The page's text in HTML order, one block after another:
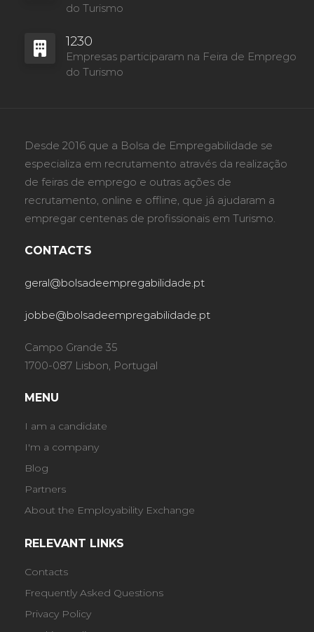
do Turismo
1230
Empresas participaram na Feira de Emprego
do Turismo
Desde 2016 que a Bolsa de Empregabilidade se
especializa em recrutamento através da realização
de feiras de emprego e outras ações de
recrutamento, online e offline, que já ajudaram a
empregar centenas de profissionais em Turismo.
CONTACTS
geral@bolsadeempregabilidade.pt
jobbe@bolsadeempregabilidade.pt
Campo Grande 35
1700-087 Lisbon, Portugal
MENU
I am a candidate
I'm a company
Blog
Partners
About the Employability Exchange
RELEVANT LINKS
Contacts
Frequently Asked Questions
Privacy Policy